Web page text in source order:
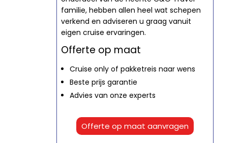
familie, hebben allen heel wat schepen
verkend en adviseren u graag vanuit
eigen cruise ervaringen.
Offerte op maat
Cruise only of pakketreis naar wens
Beste prijs garantie
Advies van onze experts
Offerte op maat aanvragen